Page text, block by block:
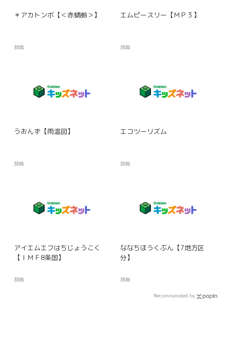
＊アカトンボ【＜赤蜻蛉＞】
辞典
エムピースリー【ＭＰ３】
辞典
うおんず【雨温図】
辞典
エコツーリズム
辞典
アイエムエフはちじょうこく
【ＩＭＦ8条国】
辞典
ななちほうくぶん【7地方区
分】
辞典
Recommended by